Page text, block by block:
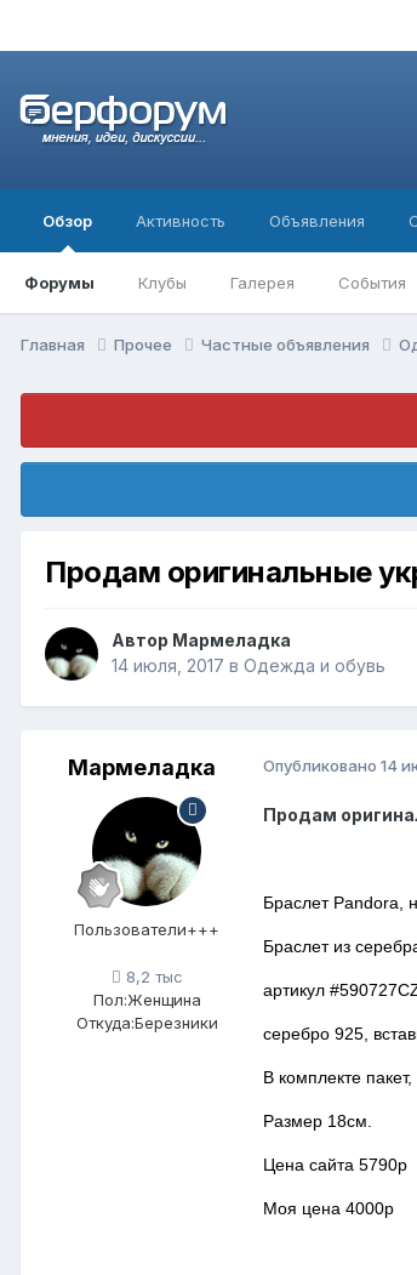
Обзор
Форумы Клубы Галерея События
Активность Объявления
Главная Прочее Частные объявления
Продам оригинальные
Автор Мармеладка
14 июля, 2017 в Одежда и обувь
Мармеладка
Пользователи+++
8,2 тыс
Пол:Женщина
Откуда:Березники
Опубликовано 14
Продам
Браслет Pandora,
Браслет из
артикул
серебро 925,
В комплекте
Размер 18см.
Цена сайта 5790р
Моя цена 4000р